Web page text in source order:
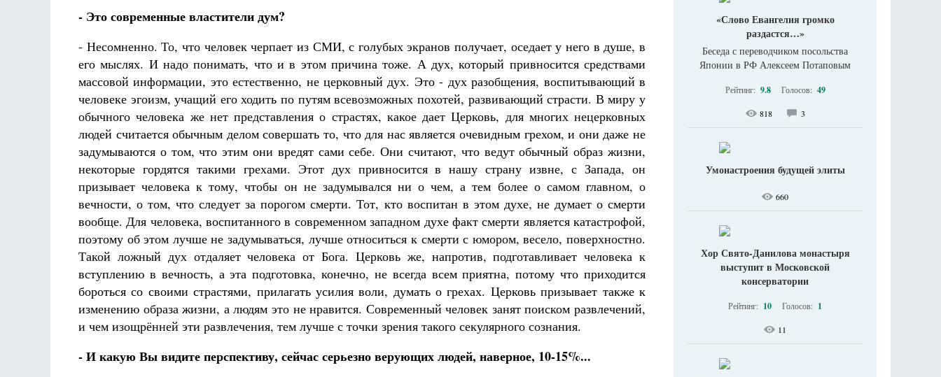
- Это современные властители дум?
- Несомненно. То, что человек черпает из СМИ, с голубых экранов получает, оседает у него в душе, в
его мыслях. И надо понимать, что и в этом причина тоже. А дух, который привносится средствами
массовой информации, это естественно, не церковный дух. Это - дух разобщения, воспитывающий в
человеке эгоизм, учащий его ходить по путям всевозможных похотей, развивающий страсти. В миру у
обычного человека же нет представления о страстях, какое дает Церковь, для многих нецерковных
людей считается обычным делом совершать то, что для нас является очевидным грехом, и они даже не
задумываются о том, что этим они вредят сами себе. Они считают, что ведут обычный образ жизни,
некоторые гордятся такими грехами. Этот дух привносится в нашу страну извне, с Запада, он
призывает человека к тому, чтобы он не задумывался ни о чем, а тем более о самом главном, о
вечности, о том, что следует за порогом смерти. Тот, кто воспитан в этом духе, не думает о смерти
вообще. Для человека, воспитанного в современном западном духе факт смерти является катастрофой,
поэтому об этом лучше не задумываться, лучше относиться к смерти с юмором, весело, поверхностно.
Такой ложный дух отдаляет человека от Бога. Церковь же, напротив, подготавливает человека к
вступлению в вечность, а эта подготовка, конечно, не всегда всем приятна, потому что приходится
бороться со своими страстями, прилагать усилия воли, думать о грехах. Церковь призывает также к
изменению образа жизни, а людям это не нравится. Современный человек занят поиском развлечений,
и чем изощрённей эти развлечения, тем лучше с точки зрения такого секулярного сознания.
- И какую Вы видите перспективу, сейчас серьезно верующих людей, наверное, 10-15%...
«Слово Евангелия громко
раздастся…»
Беседа с переводчиком посольства
Японии в РФ Алексеем Потаповым
Рейтинг: 9.8 Голосов: 49
818 3
Умонастроения будущей элиты
660
Хор Свято-Данилова монастыря
выступит в Московской
консерватории
Рейтинг: 10 Голосов: 1
11